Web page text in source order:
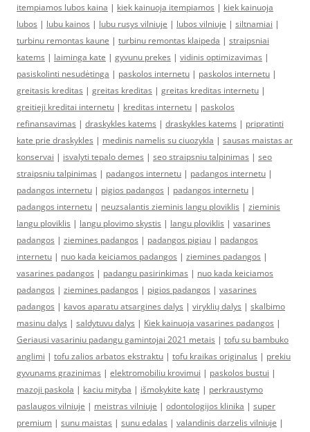
itempiamos lubos kaina | kiek kainuoja itempiamos | kiek kainuoja
lubos | lubu kainos | lubu rusys vilniuje | lubos vilniuje | siltnamiai |
turbinu remontas kaune | turbinu remontas klaipeda | straipsniai
katems | laiminga kate | gyvunu prekes | vidinis optimizavimas |
pasiskolinti nesudėtinga | paskolos internetu | paskolos internetu |
greitasis kreditas | greitas kreditas | greitas kreditas internetu |
greitieji kreditai internetu | kreditas internetu | paskolos
refinansavimas | draskykles katems | draskykles katems | pripratinti
kate prie draskykles | medinis namelis su ciuozykla | sausas maistas ar
konservai | isvalyti tepalo demes | seo straipsniu talpinimas | seo
straipsniu talpinimas | padangos internetu | padangos internetu |
padangos internetu | pigios padangos | padangos internetu |
padangos internetu | neuzsalantis zieminis langu ploviklis | zieminis
langu ploviklis | langu plovimo skystis | langu ploviklis | vasarines
padangos | ziemines padangos | padangos pigiau | padangos
internetu | nuo kada keiciamos padangos | ziemines padangos |
vasarines padangos | padangu pasirinkimas | nuo kada keiciamos
padangos | ziemines padangos | pigios padangos | vasarines
padangos | kavos aparatu atsargines dalys | viryklių dalys | skalbimo
masinu dalys | saldytuvu dalys | Kiek kainuoja vasarines padangos |
Geriausi vasariniu padangu gamintojai 2021 metais | tofu su bambuko
anglimi | tofu zalios arbatos ekstraktu | tofu kraikas originalus | prekiu
gyvunams grazinimas | elektromobiliu krovimui | paskolos bustui |
mazoji paskola | kaciu mityba | išmokykite katę | perkraustymo
paslaugos vilniuje | meistras vilniuje | odontologijos klinika | super
premium | sunu maistas | sunu edalas | valandinis darzelis vilniuje |